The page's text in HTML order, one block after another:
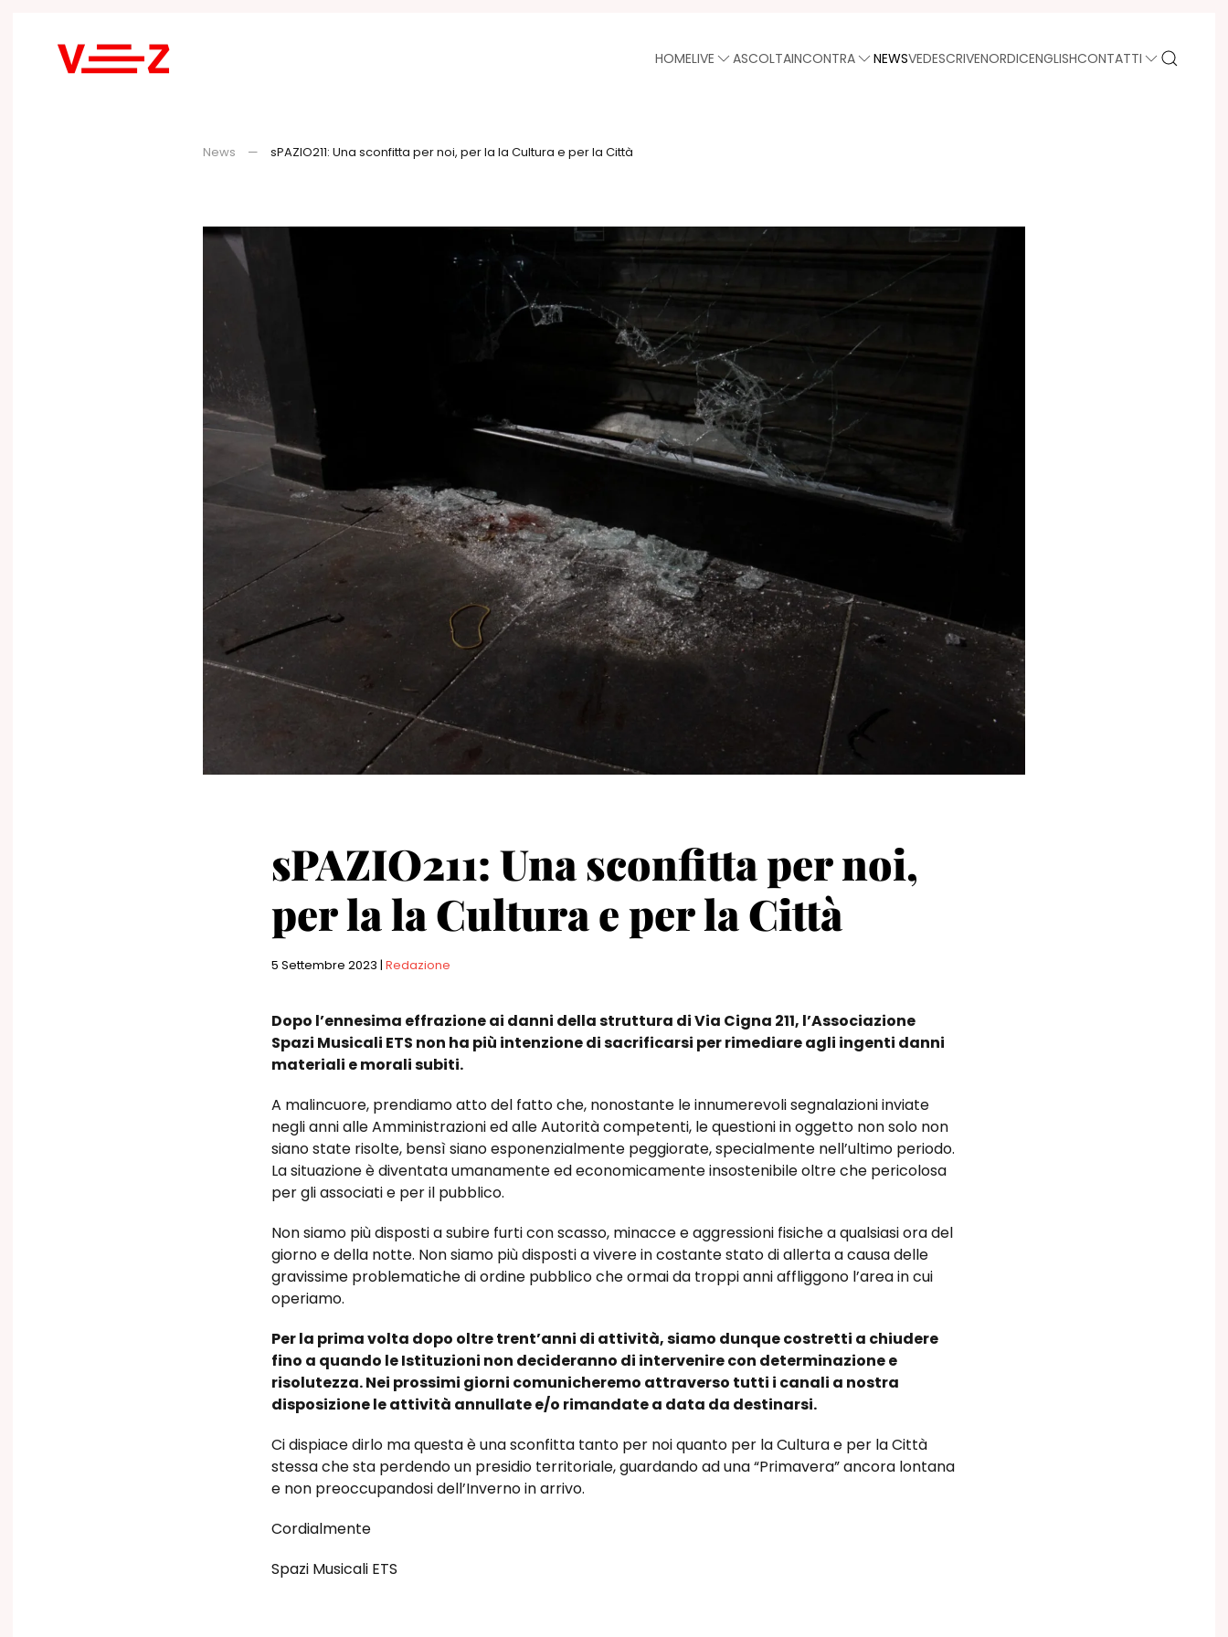
Skip to main content HOMELIVE ASCOLTAINCONTRA NEWSVEDESCRIVENORDICENGLISHCONTATTI
News sPAZIO211: Una sconfitta per noi, per la la Cultura e per la Città
sPAZIO211: Una sconfitta per noi,
per la la Cultura e per la Città
5 Settembre 2023 | Redazione
Dopo l’ennesima effrazione ai danni della struttura di Via Cigna 211, l’Associazione
Spazi Musicali ETS non ha più intenzione di sacrificarsi per rimediare agli ingenti danni
materiali e morali subiti.
A malincuore, prendiamo atto del fatto che, nonostante le innumerevoli segnalazioni inviate
negli anni alle Amministrazioni ed alle Autorità competenti, le questioni in oggetto non solo non
siano state risolte, bensì siano esponenzialmente peggiorate, specialmente nell’ultimo periodo.
La situazione è diventata umanamente ed economicamente insostenibile oltre che pericolosa
per gli associati e per il pubblico.
Non siamo più disposti a subire furti con scasso, minacce e aggressioni fisiche a qualsiasi ora del
giorno e della notte. Non siamo più disposti a vivere in costante stato di allerta a causa delle
gravissime problematiche di ordine pubblico che ormai da troppi anni affliggono l’area in cui
operiamo.
Per la prima volta dopo oltre trent’anni di attività, siamo dunque costretti a chiudere
fino a quando le Istituzioni non decideranno di intervenire con determinazione e
risolutezza. Nei prossimi giorni comunicheremo attraverso tutti i canali a nostra
disposizione le attività annullate e/o rimandate a data da destinarsi.
Ci dispiace dirlo ma questa è una sconfitta tanto per noi quanto per la Cultura e per la Città
stessa che sta perdendo un presidio territoriale, guardando ad una “Primavera” ancora lontana
e non preoccupandosi dell’Inverno in arrivo.
Cordialmente
Spazi Musicali ETS